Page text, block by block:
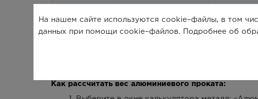
Как рассчитать вес алюминиевого проката:
На нашем сайте используются cookie–файлы, в том
данных при помощи cookie–файлов. Подробнее об